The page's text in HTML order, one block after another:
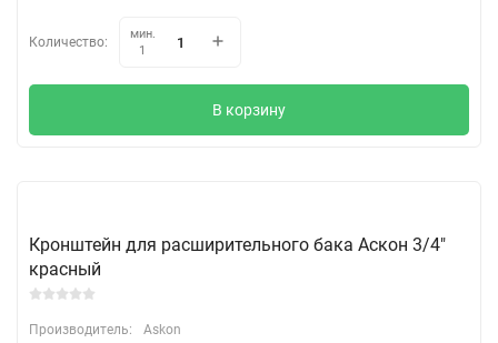
Количество:
мин.
1
В корзину
Кронштейн для расширительного бака Аскон 3/4"
красный
Производитель:
Askon